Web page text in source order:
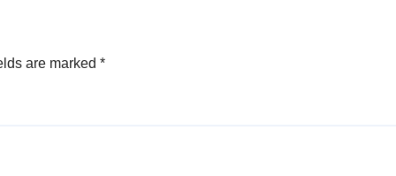
are marked *